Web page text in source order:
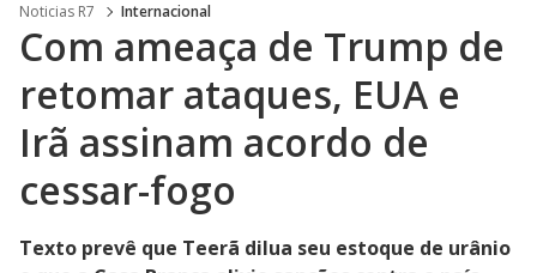
Noticias R7 Internacional
Com ameaça de Trump de
retomar ataques, EUA e
Irã assinam acordo de
cessar-fogo
Texto prevê que Teerã dilua seu estoque de urânio